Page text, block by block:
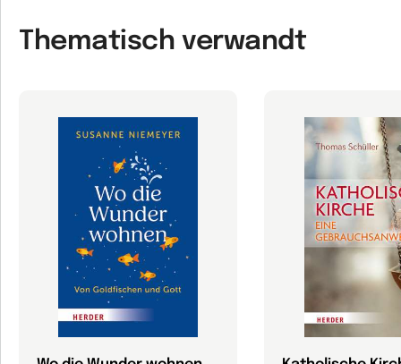
Thematisch verwandt